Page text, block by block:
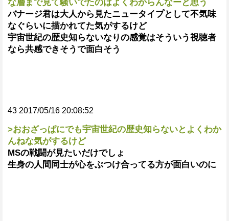
な層まで見て騒いでたのはよくわからんなーと思う
バナージ君は大人から見たニュータイプとして不気味
なぐらいに描かれてた気がするけど
宇宙世紀の歴史知らないなりの感覚はそういう視聴者
なら共感できそうで面白そう
43 2017/05/16 20:08:52
>おおざっぱにでも宇宙世紀の歴史知らないとよくわか
んねな気がするけど
MSの戦闘が見たいだけでしょ
生身の人間同士が心をぶつけ合ってる方が面白いのに